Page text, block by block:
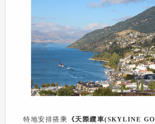
特地安排搭乘 《天際纜車(SKYLINE